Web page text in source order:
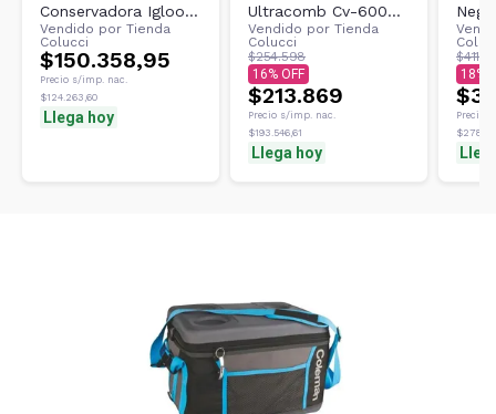
Conservadora Igloo
Island Breeze 28 Qt
26 Lts
Vendido por Tienda
Colucci
$150.358,95
Precio s/imp. nac.
$124.263,60
Llega hoy
Ultracomb Cv-6008
8 Botellas 25 Litros
Vendido por Tienda
Colucci
$254.598
16
$213.869
Precio s/imp. nac.
$193.546,61
Llega hoy
18
Precio